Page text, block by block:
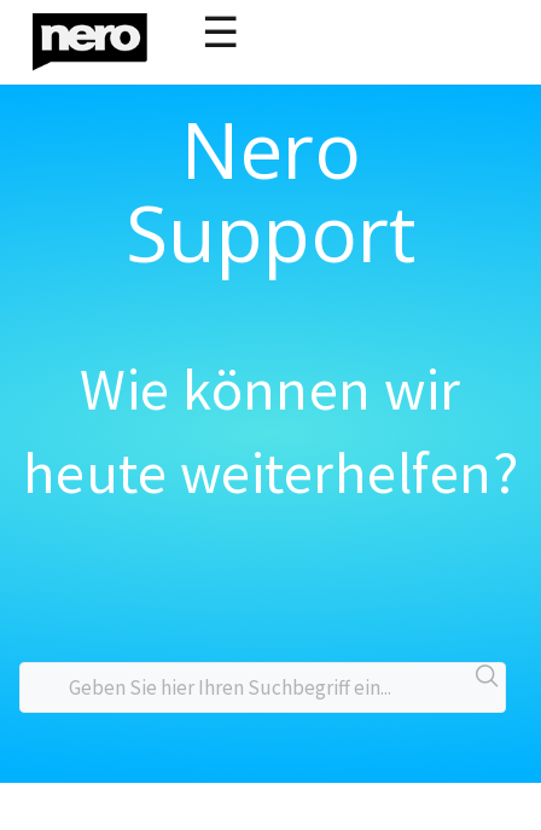
☰
Nero
Support
Wie können wir
heute weiterhelfen?